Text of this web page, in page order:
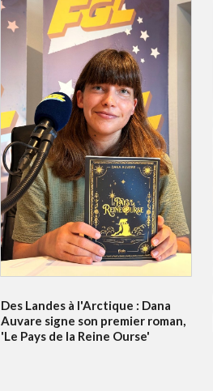
Des Landes à l'Arctique : Dana
Auvare signe son premier roman,
'Le Pays de la Reine Ourse'